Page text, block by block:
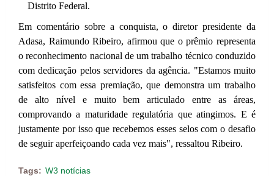
Distrito Federal.
Em comentário sobre a conquista, o diretor presidente da
Adasa, Raimundo Ribeiro, afirmou que o prêmio representa
o reconhecimento nacional de um trabalho técnico conduzido
com dedicação pelos servidores da agência. "Estamos muito
satisfeitos com essa premiação, que demonstra um trabalho
de alto nível e muito bem articulado entre as áreas,
comprovando a maturidade regulatória que atingimos. E é
justamente por isso que recebemos esses selos com o desafio
de seguir aperfeiçoando cada vez mais", ressaltou Ribeiro.
Tags: W3 notícias